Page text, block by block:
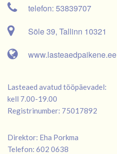
telefon: 53839707
Sõle 39, Tallinn 10321
www.lasteaedpaikene.ee
Lasteaed avatud tööpäevadel:
kell 7.00-19.00
Registrinumber: 75017892
Direktor: Eha Porkma
Telefon: 602 0638